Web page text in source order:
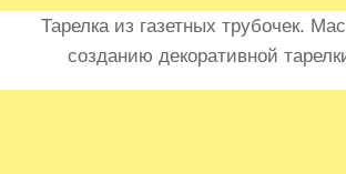
Тарелка из газетных трубочек.
созданию декоративной